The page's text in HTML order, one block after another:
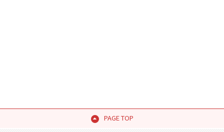
PAGE TOP